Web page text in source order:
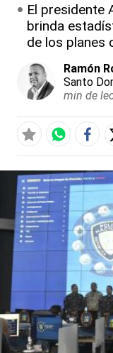
El presidente
brinda
de los planes
Ramón
Santo
min de